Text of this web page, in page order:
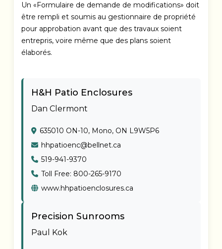
Un «Formulaire de demande de modifications» doit
être rempli et soumis au gestionnaire de propriété
pour approbation avant que des travaux soient
entrepris, voire même que des plans soient
élaborés.
H&H Patio Enclosures
Dan Clermont
635010 ON-10, Mono, ON L9W5P6
hhpatioenc@bellnet.ca
519-941-9370
Toll Free: 800-265-9170
www.hhpatioenclosures.ca
Precision Sunrooms
Paul Kok